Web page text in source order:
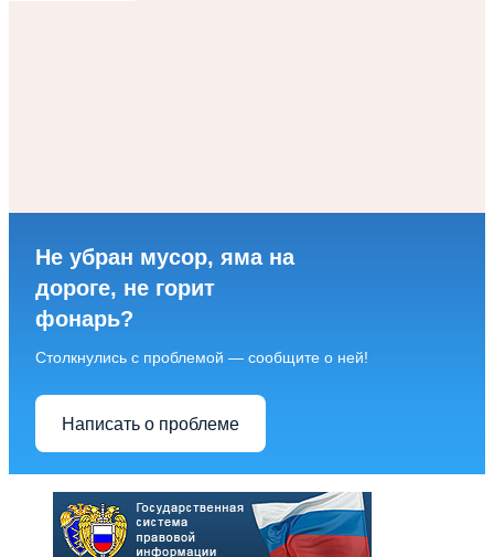
Не убран мусор, яма на
дороге, не горит
фонарь?
Столкнулись с проблемой — сообщите о ней!
Написать о проблеме